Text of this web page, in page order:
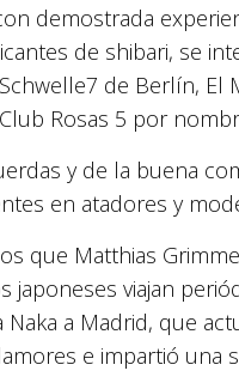
demostrada
de shibari, se
de Berlín,
Rosas 5 por
y de la buena
en atadores y
que Matthias
japoneses viajan
Naka a Madrid, que
e impartió una